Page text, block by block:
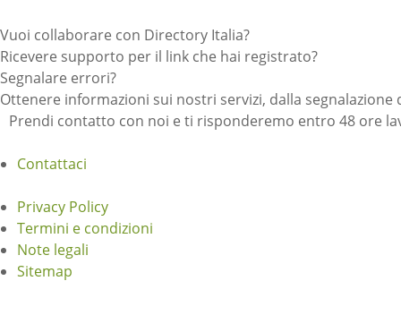
Vuoi collaborare con Directory Italia?
Ricevere supporto per il link che hai registrato?
Segnalare errori?
Ottenere informazioni sui nostri servizi, dalla
Prendi contatto con noi e ti risponderemo entro 48 ore
Contattaci
Privacy Policy
Termini e condizioni
Note legali
Sitemap